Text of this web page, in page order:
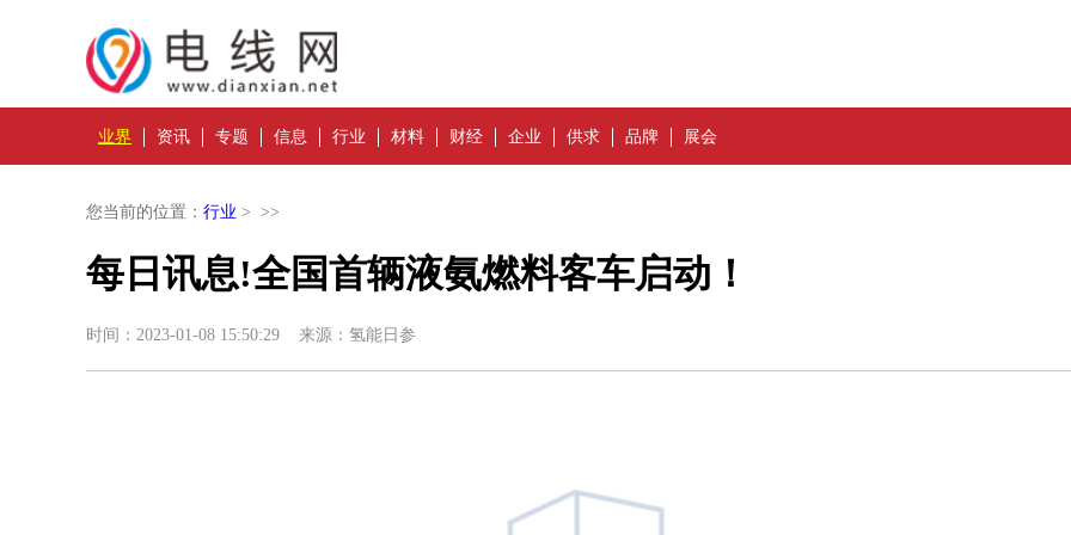
业界 资讯 专题 信息 行业 材料 财经 企业 供求 品牌 展会
您当前的位置： 行业 > >>
每日讯息!全国首辆液氨燃料客车启动！
时间：2023-01-08 15:50:29 来源：氢能日参